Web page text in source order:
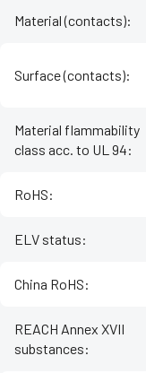
Material (contacts):
Surface (contacts):
Material flammability
class acc. to UL 94:
RoHS:
ELV status:
China RoHS:
REACH Annex XVII
substances: